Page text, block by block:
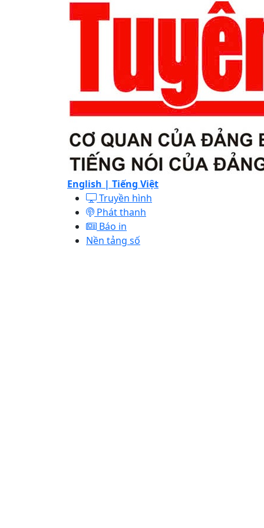
English | Tiếng Việt
Truyền hình
Phát thanh
Báo in
Nền tảng số